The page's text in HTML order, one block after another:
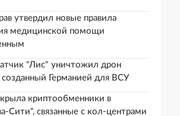
утвердил новые правила
медицинской помощи
"Лис" уничтожил дрон
созданный Германией для ВСУ
криптообменники в
Сити", связанные с кол-центрами